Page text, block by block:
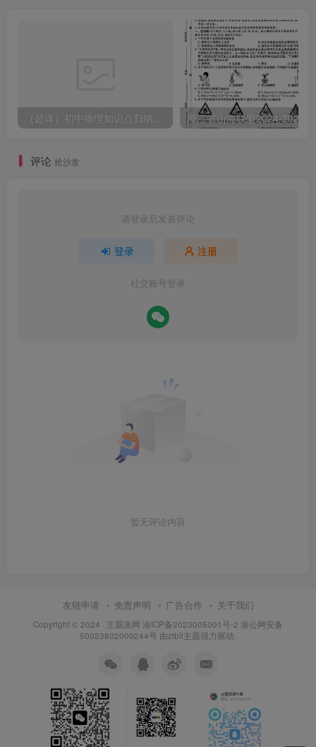
（超详）初中物理知识点归纳汇总
评论 抢沙发
请登录后发表评论
登录 注册
社交账号登录
暂无评论内容
友链申请 免责声明 广告合作 关于我们
Copyright © 2024 · 主题派网 渝ICP备2023005001号-2 渝公网安备
50023802000244号 由zibll主题强力驱动.